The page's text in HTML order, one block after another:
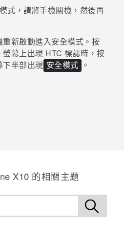
式，請將手機關機，然後再
新啟動進入安全模式。按
幕上出現 HTC 標誌時，按
下半部出現 安全模式 。
X10 的相關主題